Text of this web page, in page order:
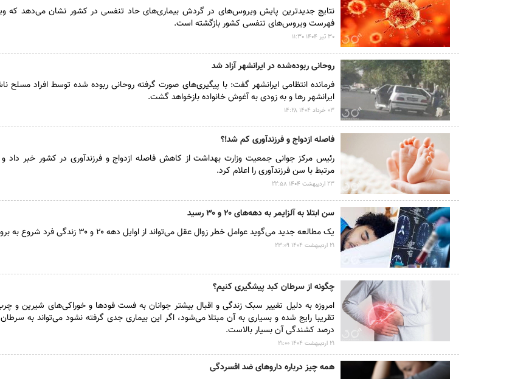
نتایج جدیدترین پایش ویروس‌های در گردش بیماری‌های حاد تنفسی در کشور نشان‌ می‌دهد که
فهرست ویروس‌های تنفسی کشور بازگشته است.
۳۰ تير ۱۴۰۴ ۱۱:۳۰
روحانی ربوده‌شده در ایرانشهر آزاد شد
فرمانده انتظامی ایرانشهر گفت: با پیگیری‌های صورت گرفته روحانی ربوده شده توسط افراد مسلح
ایرانشهر رها و به زودی به آغوش خانواده بازخواهد گشت.
۰۳ خرداد ۱۴۰۴ ۱۴:۲۸
فاصله ازدواج و فرزندآوری کم شد!؟
رئیس مرکز جوانی جمعیت وزارت بهداشت از کاهش فاصله ازدواج و فرزندآوری در کشور خبر داد و
مرتبط با سن فرزندآوری را اعلام کرد.
۲۳ ارديبهشت ۱۴۰۴ ۲۲:۵۸
سن ابتلا به آلزایمر به دهه‌های ۲۰ و ۳۰ رسید
یک مطالعه جدید می‌گوید عوامل خطر زوال عقل می‌تواند از اوایل دهه ۲۰ و ۳۰ زندگی فرد شروع به بروز کند.
۲۱ ارديبهشت ۱۴۰۴ ۲۳:۰۹
چگونه از سرطان کبد پیشگیری کنیم؟
امروزه به دلیل تغییر سبک زندگی و اقبال بیشتر جوانان به فست فود‌ها و خوراکی‌های شیرین و
تقریبا رایج شده و بسیاری به آن مبتلا می‌شود، اگر این بیماری جدی گرفته نشود می‌تواند به
درصد کشندگی آن بسیار بالاست.
۲۱ ارديبهشت ۱۴۰۴ ۲۱:۰۰
همه چیز درباره داروهای ضد افسردگی